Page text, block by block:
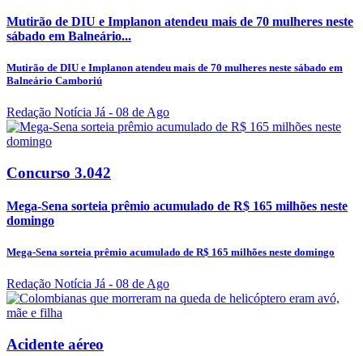
Mutirão de DIU e Implanon atendeu mais de 70 mulheres neste
sábado em Balneário...
Mutirão de DIU e Implanon atendeu mais de 70 mulheres neste sábado em
Balneário Camboriú
Redação Notícia Já - 08 de Ago
Concurso 3.042
Mega-Sena sorteia prêmio acumulado de R$ 165 milhões neste
domingo
Mega-Sena sorteia prêmio acumulado de R$ 165 milhões neste domingo
Redação Notícia Já - 08 de Ago
Acidente aéreo